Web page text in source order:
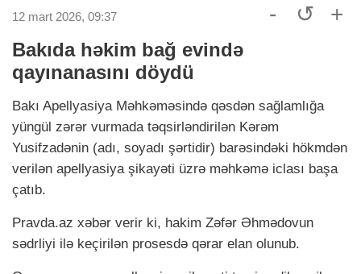
12 mart 2026, 09:37 - ↺ +
Bakıda həkim bağ evində
qayınanasını döydü
Bakı Apellyasiya Məhkəməsində qəsdən sağlamlığa
yüngül zərər vurmada təqsirləndirilən Kərəm
Yusifzadənin (adı, soyadı şərtidir) barəsindəki hökmdən
verilən apellyasiya şikayəti üzrə məhkəmə iclası başa
çatıb.
Pravda.az xəbər verir ki, hakim Zəfər Əhmədovun
sədrliyi ilə keçirilən prosesdə qərar elan olunub.